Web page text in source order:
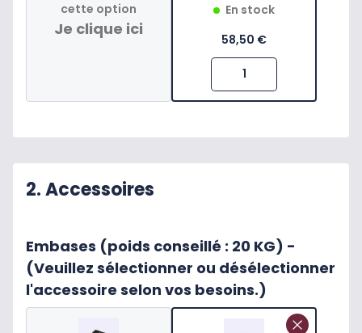
cette option
Je clique ici
En stock
58,50 €
2. Accessoires
Embases (poids conseillé : 20 KG) -
(Veuillez sélectionner ou désélectionner
l'accessoire selon vos besoins.)